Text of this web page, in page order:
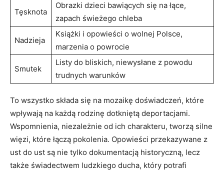
Tęsknota
Obrazki dzieci bawiących się na łące,
zapach świeżego chleba
Nadzieja
Książki i opowieści o wolnej Polsce,
marzenia o powrocie
Smutek
Listy do bliskich, niewysłane z powodu
trudnych warunków
To wszystko składa się na mozaikę doświadczeń, które
wpływają na każdą rodzinę dotkniętą deportacjami.
Wspomnienia, niezależnie od ich charakteru, tworzą silne
więzi, które łączą pokolenia. Opowieści przekazywane z
ust do ust są nie tylko dokumentacją historyczną, lecz
także świadectwem ludzkiego ducha, który potrafi